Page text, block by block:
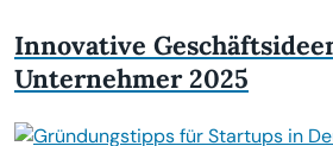
Innovative
Unternehmer 2025